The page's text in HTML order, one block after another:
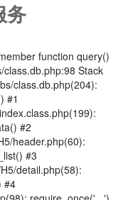
务
function query()
Stack
class.db.php(204):
#1
#2
header.php(60):
#3
detail.php(58):
#4